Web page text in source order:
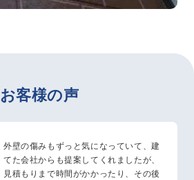
お客様の声
外壁の傷みもずっと気になっていて、建
てた会社からも提案してくれましたが、
見積もりまで時間がかかったり、その後